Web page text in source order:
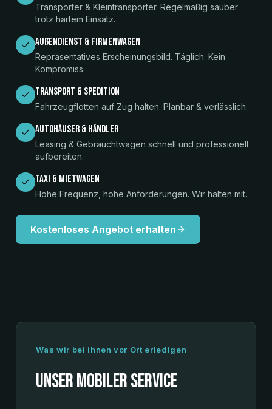
Transporter & Kleintransporter. Regelmäßig sauber
trotz hartem Einsatz.
Außendienst & Firmenwagen
Repräsentatives Erscheinungsbild. Täglich. Kein
Kompromiss.
Transport & Spedition
Fahrzeugflotten auf Zug halten. Planbar & verlässlich.
Autohäuser & Händler
Leasing & Gebrauchtwagen schnell und professionell
aufbereiten.
Taxi & Mietwagen
Hohe Frequenz, hohe Anforderungen. Wir halten mit.
Kostenloses Angebot erhalten
Was wir bei ihnen vor Ort erledigen
UNSER MOBILER SERVICE